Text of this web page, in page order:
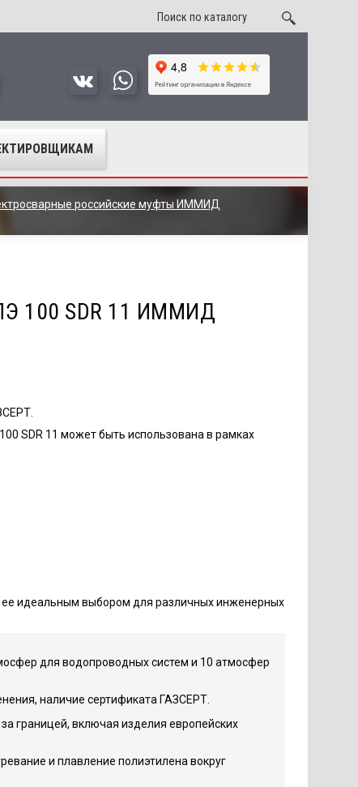
российские муфты ИММИД
100 SDR 11 ИММИД
SDR 11 может быть использована в рамках
идеальным выбором для различных инженерных
для водопроводных систем и 10 атмосфер
наличие сертификата ГАЗСЕРТ.
границей, включая изделия европейских
и плавление полиэтилена вокруг